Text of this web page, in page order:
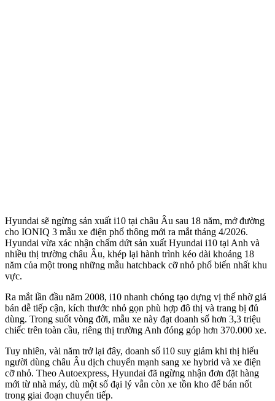
Hyundai sẽ ngừng sản xuất i10 tại châu Âu sau 18 năm, mở đường
cho IONIQ 3 mẫu xe điện phổ thông mới ra mắt tháng 4/2026.
Hyundai vừa xác nhận chấm dứt sản xuất Hyundai i10 tại Anh và
nhiều thị trường châu Âu, khép lại hành trình kéo dài khoảng 18
năm của một trong những mẫu hatchback cỡ nhỏ phổ biến nhất khu
vực.
Ra mắt lần đầu năm 2008, i10 nhanh chóng tạo dựng vị thế nhờ giá
bán dễ tiếp cận, kích thước nhỏ gọn phù hợp đô thị và trang bị đủ
dùng. Trong suốt vòng đời, mẫu xe này đạt doanh số hơn 3,3 triệu
chiếc trên toàn cầu, riêng thị trường Anh đóng góp hơn 370.000 xe.
Tuy nhiên, vài năm trở lại đây, doanh số i10 suy giảm khi thị hiếu
người dùng châu Âu dịch chuyển mạnh sang xe hybrid và xe điện
cỡ nhỏ. Theo Autoexpress, Hyundai đã ngừng nhận đơn đặt hàng
mới từ nhà máy, dù một số đại lý vẫn còn xe tồn kho để bán nốt
trong giai đoạn chuyển tiếp.